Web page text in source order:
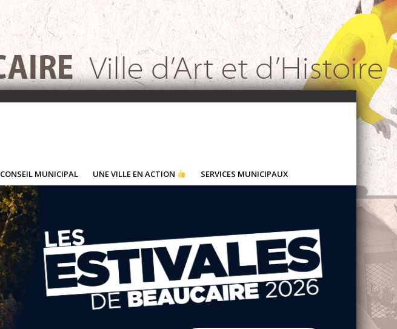
CONSEIL MUNICIPAL UNE VILLE EN ACTION SERVICES MUNICIPAUX